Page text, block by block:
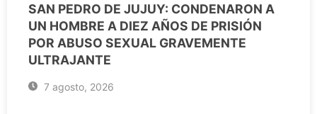
SAN PEDRO DE JUJUY: CONDENARON A
UN HOMBRE A DIEZ AÑOS DE PRISIÓN
POR ABUSO SEXUAL GRAVEMENTE
ULTRAJANTE
7 agosto, 2026